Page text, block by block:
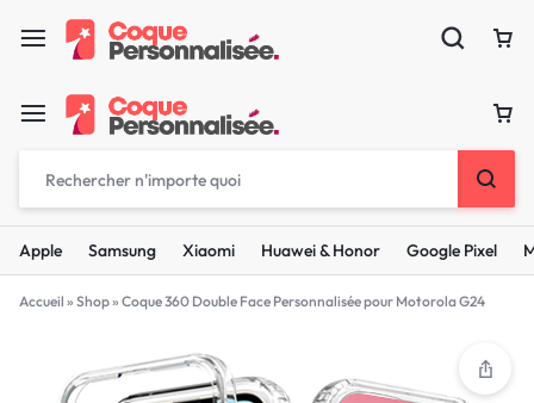
Apple Samsung Xiaomi Huawei & Honor Google Pixel
Accueil » Shop» Coque 360 Double Face Personnalisée pour Motorola G24